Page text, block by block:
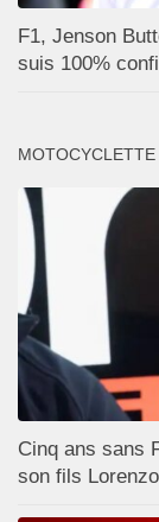
F1, Jenson
suis 100%
MOTOCYCLETTE
Cinq ans sans
son fils Lorenzo